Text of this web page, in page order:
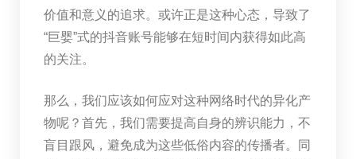
价值和意义的追求。或许正是这种心态，导致了
“巨婴”式的抖音账号能够在短时间内获得如此高
的关注。
那么，我们应该如何应对这种网络时代的异化产
物呢？首先，我们需要提高自身的辨识能力，不
盲目跟风，避免成为这些低俗内容的传播者。同